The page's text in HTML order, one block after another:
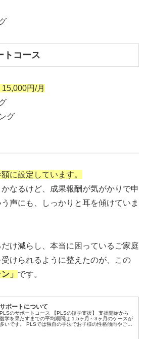
コース
円/月
グ
に設定しています。
かなるけど、成果報酬が気がかりで申
声にも、しっかりと耳を傾けていま
け減らし、本当に困っているご家庭
けられるように整えたのが、この
」 です。
サポートについて
PLSのサポートコース 【PLSの復学支援】 支援開始から
復学を果たすまでの平均期間は 1.5ヶ月～3ヶ月のケースが
多いです。 PLSでは独自の手法でお子様の性格傾向やご家